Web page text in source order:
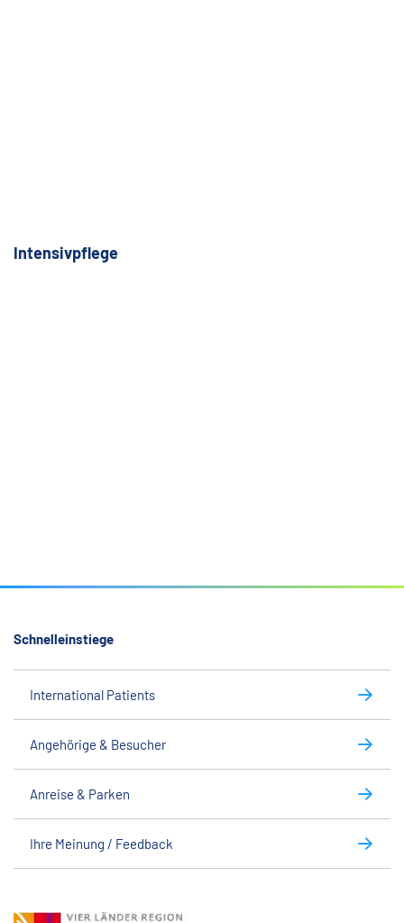
Intensivpflege
Schnelleinstiege
International Patients
Angehörige & Besucher
Anreise & Parken
Ihre Meinung / Feedback